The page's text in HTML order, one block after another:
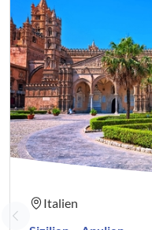
Italien